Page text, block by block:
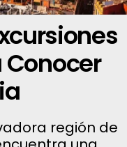
Conocer
región de